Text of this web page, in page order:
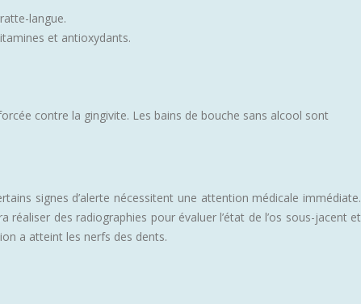
langue.
et antioxydants.
contre la gingivite. Les bains de bouche sans alcool sont
signes d’alerte nécessitent une attention médicale immédiate.
des radiographies pour évaluer l’état de l’os sous-jacent et
a atteint les nerfs des dents.